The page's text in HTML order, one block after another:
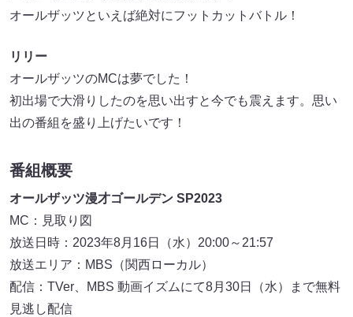
オールザッツといえば絶対にフットカットバトル！
リリー
オールザッツのMCは夢でした！
初出場で大滑りしたのを思い出すと今でも震えます。思い
出の番組を盛り上げたいです！
番組概要
オールザッツ漫才ゴールデン SP2023
MC：見取り図
放送日時：2023年8月16日（水）20:00～21:57
放送エリア：MBS（関西ローカル）
配信：TVer、MBS 動画イズムにて8月30日（水）まで無料
見逃し配信